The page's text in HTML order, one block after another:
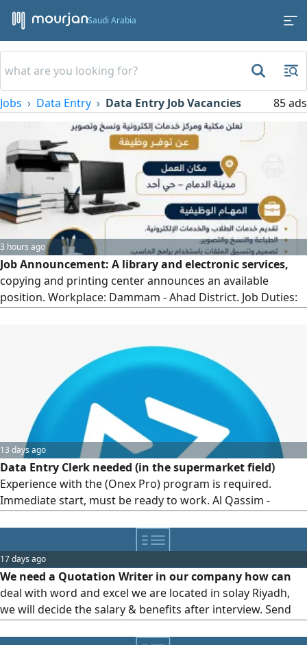
Saudi Arabia
Jobs Data Entry Data Entry Job Vacancies 85 ads
3 hours ago
Job Announcement: A library and electronic services,
copying and printing center announces an available
position. Workplace: Dammam - Ahad District. Job Duties:
formatting files using computer programs, packaging,
binding and spiral binding, selling stationery supplies and
customer service, and maintaining the cleanliness and
organization of the workplace. Requirements: Previous
practical experience in libraries or service centers.
13 days ago
Data Entry Clerk needed (in the supermarket field)
Experience with the (Onex Pro) program is required.
Immediate start, must be ready to work. Al Qassim -
17 days ago
We need a Quotation Writer in our company how can
deal with word and excel we are located in solay Riyadh,
we will decide the salary & benefits after interview. Send